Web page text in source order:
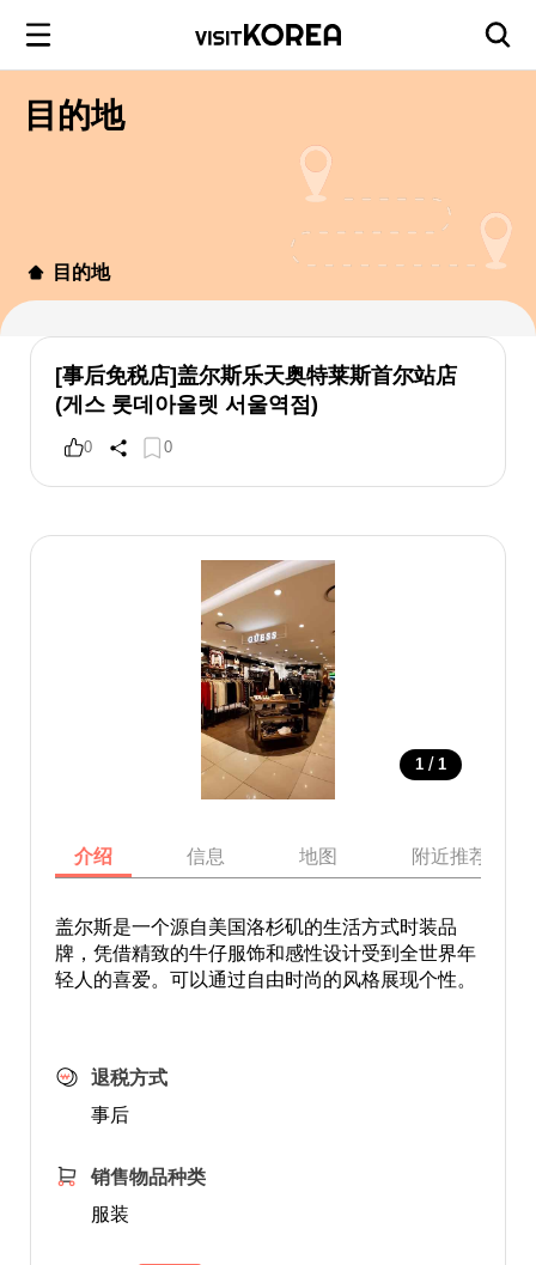
目的地
目的地
[事后免税店]盖尔斯乐天奥特莱斯首尔站店
(게스 롯데아울렛 서울역점)
0 0
1 / 1
介绍 信息 地图 附近推荐景点
盖尔斯是一个源自美国洛杉矶的生活方式时装品
牌，凭借精致的牛仔服饰和感性设计受到全世界年
轻人的喜爱。可以通过自由时尚的风格展现个性。
退税方式
事后
销售物品种类
服装